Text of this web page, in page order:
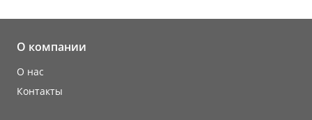
О компании
О нас
Контакты